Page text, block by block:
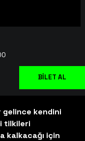
BİLET AL
gelince kendini
tilkileri
kalkacağı için